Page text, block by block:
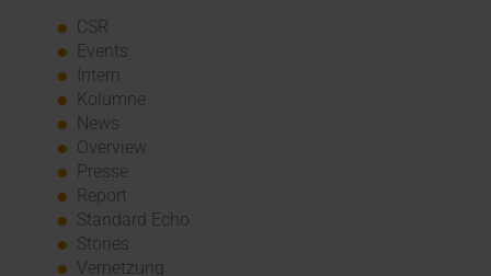
CSR
Events
Intern
Kolumne
News
Overview
Presse
Report
Standard Echo
Stories
Vernetzung